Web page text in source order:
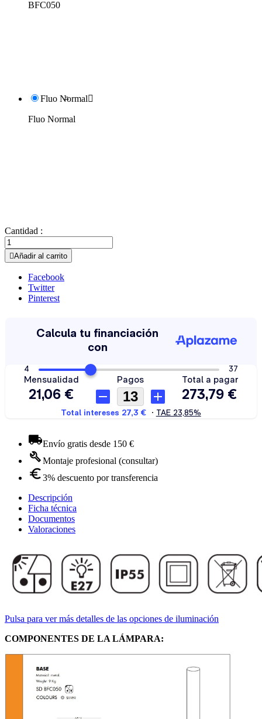
BFC050
Fluo Normal
Fluo Normal
Cantidad :
Añadir al carrito
Facebook
Twitter
Pinterest
Envío gratis desde 150 €
Montaje profesional (consultar)
3% descuento por transferencia
Descripción
Ficha técnica
Documentos
Valoraciones
Pulsa para ver más detalles de las opciones de iluminación
COMPONENTES DE LA LÁMPARA: